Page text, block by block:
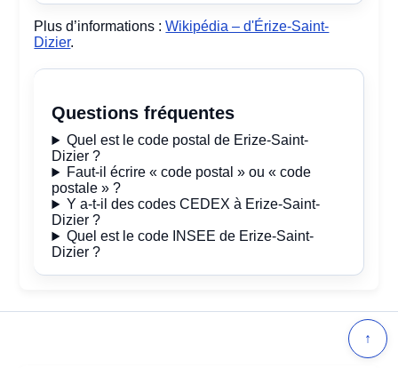
Plus d’informations :Wikipédia – d'Érize-Saint-
Dizier.
Questions fréquentes
Quel est le code postal de Erize-Saint-
Dizier ?
Faut-il écrire « code postal » ou « code
postale » ?
Y a-t-il des codes CEDEX à Erize-Saint-
Dizier ?
Quel est le code INSEE de Erize-Saint-
Dizier ?
↑